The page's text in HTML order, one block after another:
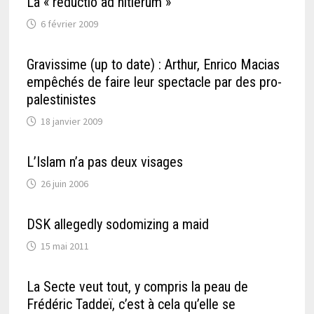
6 février 2009
Gravissime (up to date) : Arthur, Enrico Macias
empêchés de faire leur spectacle par des pro-
palestinistes
18 janvier 2009
L’Islam n’a pas deux visages
26 juin 2006
DSK allegedly sodomizing a maid
15 mai 2011
La Secte veut tout, y compris la peau de
Frédéric Taddeï, c’est à cela qu’elle se